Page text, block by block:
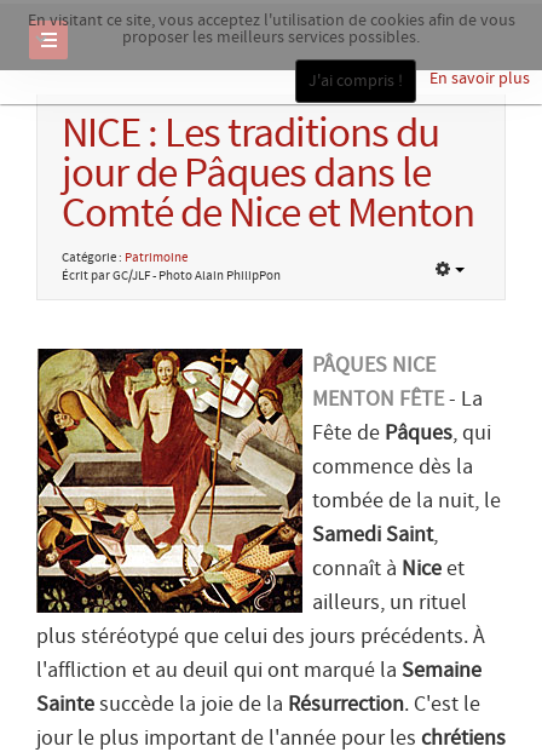
En visitant ce site, vous acceptez l'utilisation de cookies afin de vous
proposer les meilleurs services possibles.
En savoir plus
J'ai compris !
NICE : Les traditions du
jour de Pâques dans le
Comté de Nice et Menton
Catégorie : Patrimoine
Écrit par GC/JLF - Photo Alain PhilipPon
PÂQUES NICE
MENTON FÊTE- La
Fête de Pâques, qui
commence dès la
tombée de la nuit, le
Samedi Saint,
connaît à Nice et
ailleurs, un rituel
plus stéréotypé que celui des jours précédents. À
l'affliction et au deuil qui ont marqué la Semaine
Sainte succède la joie de la Résurrection. C'est le
jour le plus important de l'année pour les chrétiens